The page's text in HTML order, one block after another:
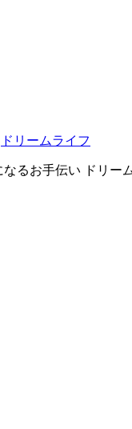
ドリームライフ
るお手伝い ドリ